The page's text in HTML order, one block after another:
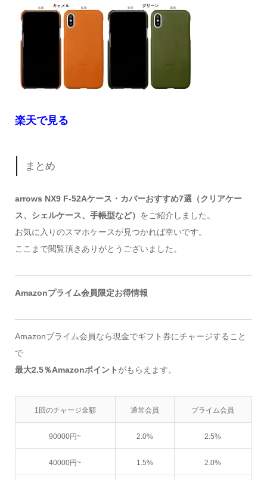
楽天で見る
まとめ
arrows NX9 F-52Aケース・カバーおすすめ7選（クリアケー
ス、シェルケース、手帳型など） をご紹介しました。
お気に入りのスマホケースが見つかれば幸いです。
ここまで閲覧頂きありがとうございました。
Amazonプライム会員限定お得情報
Amazonプライム会員なら現金でギフト券にチャージすること
で
最大2.5％Amazonポイント がもらえます。
1回のチャージ金額 通常会員 プライム会員
90000円~ 2.0% 2.5%
40000円~ 1.5% 2.0%